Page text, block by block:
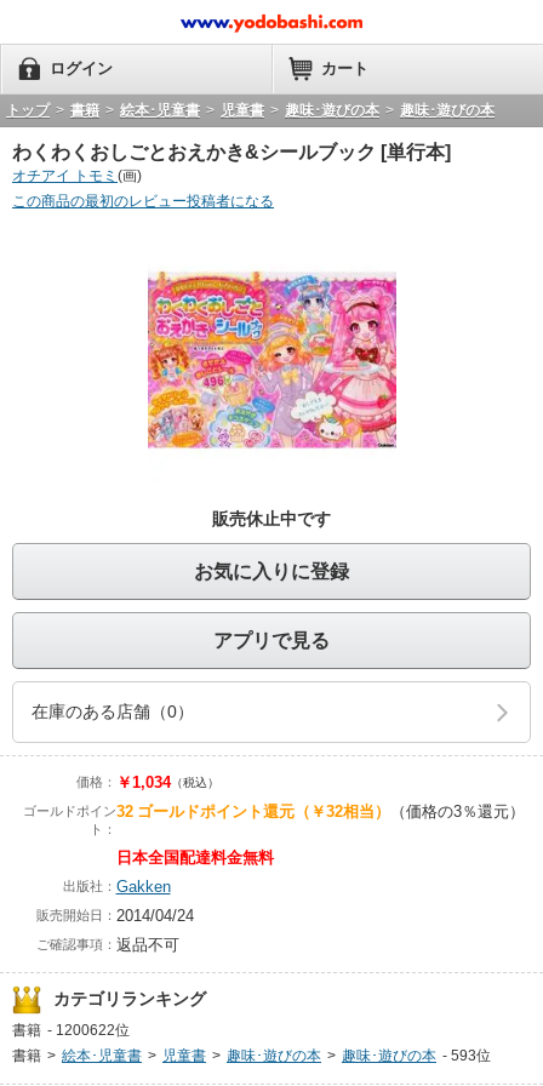
ログイン カート
トップ > 書籍 > 絵本･児童書 > 児童書 > 趣味･遊びの本 > 趣味･遊びの本
わくわくおしごとおえかき&シールブック [単行本]
オチアイ トモミ (画)
この商品の最初のレビュー投稿者になる
販売休止中です
お気に入りに登録
アプリで見る
在庫のある店舗（0）
価格： ￥1,034（税込）
ゴールドポイン
ト：
32 ゴールドポイント還元（￥32相当） （価格の3％還元）
日本全国配達料金無料
出版社： Gakken
販売開始日： 2014/04/24
ご確認事項： 返品不可
カテゴリランキング
書籍 - 1200622位
書籍 > 絵本･児童書 > 児童書 > 趣味･遊びの本 > 趣味･遊びの本 - 593位